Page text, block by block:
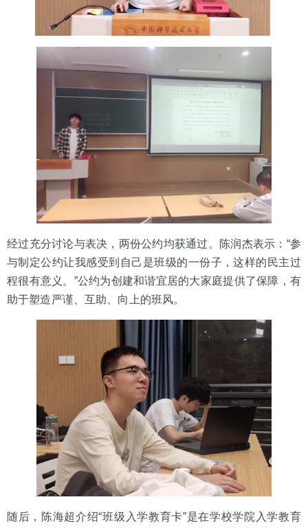
经过充分讨论与表决，两份公约均获通过。陈润杰表示：“参
与制定公约让我感受到自己是班级的一份子，这样的民主过
程很有意义。”公约为创建和谐宜居的大家庭提供了保障，有
助于塑造严谨、互助、向上的班风。
随后，陈海超介绍“班级入学教育卡”是在学校学院入学教育